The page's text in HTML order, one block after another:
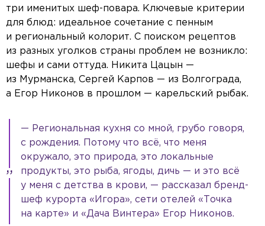
три именитых шеф-повара. Ключевые критерии
для блюд: идеальное сочетание с пенным
и региональный колорит. С поиском рецептов
из разных уголков страны проблем не возникло:
шефы и сами оттуда. Никита Цацын —
из Мурманска, Сергей Карпов — из Волгограда,
а Егор Никонов в прошлом — карельский рыбак.
— Региональная кухня со мной, грубо говоря,
с рождения. Потому что всё, что меня
окружало, это природа, это локальные
продукты, это рыба, ягоды, дичь — и это всё
у меня с детства в крови, — рассказал бренд-
шеф курорта «Игора», сети отелей «Точка
на карте» и «Дача Винтера» Егор Никонов.